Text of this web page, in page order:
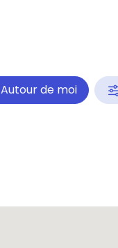
Autour de moi